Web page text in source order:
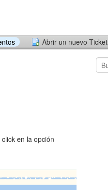
Abrir un nuevo Ticket
en la opción